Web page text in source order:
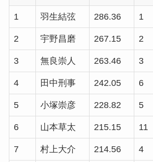
1 羽生結弦 286.36 1
2 宇野昌磨 267.15 2
3 無良崇人 263.46 3
4 田中刑事 242.05 6
5 小塚崇彦 228.82 5
6 山本草太 215.15 11
7 村上大介 214.56 4